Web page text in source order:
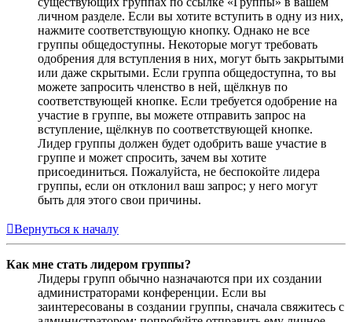
личном разделе. Если вы хотите вступить в одну из них,
нажмите соответствующую кнопку. Однако не все
группы общедоступны. Некоторые могут требовать
одобрения для вступления в них, могут быть закрытыми
или даже скрытыми. Если группа общедоступна, то вы
можете запросить членство в ней, щёлкнув по
соответствующей кнопке. Если требуется одобрение на
участие в группе, вы можете отправить запрос на
вступление, щёлкнув по соответствующей кнопке.
Лидер группы должен будет одобрить ваше участие в
группе и может спросить, зачем вы хотите
присоединиться. Пожалуйста, не беспокойте лидера
группы, если он отклонил ваш запрос; у него могут
быть для этого свои причины.
Вернуться к началу
Как мне стать лидером группы?
Лидеры групп обычно назначаются при их создании
администраторами конференции. Если вы
заинтересованы в создании группы, сначала свяжитесь с